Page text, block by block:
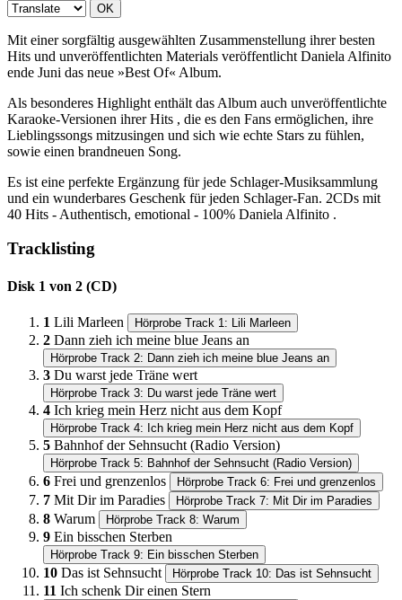
OK
Mit einer sorgfältig ausgewählten Zusammenstellung ihrer besten
Hits und unveröffentlichten Materials veröffentlicht Daniela Alfinito
ende Juni das neue »Best Of« Album.
Als besonderes Highlight enthält das Album auch unveröffentlichte
Karaoke-Versionen ihrer Hits , die es den Fans ermöglichen, ihre
Lieblingssongs mitzusingen und sich wie echte Stars zu fühlen,
sowie einen brandneuen Song.
Es ist eine perfekte Ergänzung für jede Schlager-Musiksammlung
und ein wunderbares Geschenk für jeden Schlager-Fan. 2CDs mit
40 Hits - Authentisch, emotional - 100% Daniela Alfinito .
Tracklisting
Disk 1 von 2 (CD)
1 Lili Marleen Hörprobe Track 1: Lili Marleen
2 Dann zieh ich meine blue Jeans an
Hörprobe Track 2: Dann zieh ich meine blue Jeans an
3 Du warst jede Träne wert
Hörprobe Track 3: Du warst jede Träne wert
4 Ich krieg mein Herz nicht aus dem Kopf
Hörprobe Track 4: Ich krieg mein Herz nicht aus dem Kopf
5 Bahnhof der Sehnsucht (Radio Version)
Hörprobe Track 5: Bahnhof der Sehnsucht (Radio Version)
6 Frei und grenzenlos Hörprobe Track 6: Frei und grenzenlos
7 Mit Dir im Paradies Hörprobe Track 7: Mit Dir im Paradies
8 Warum Hörprobe Track 8: Warum
9 Ein bisschen Sterben
Hörprobe Track 9: Ein bisschen Sterben
10 Das ist Sehnsucht Hörprobe Track 10: Das ist Sehnsucht
11 Ich schenk Dir einen Stern